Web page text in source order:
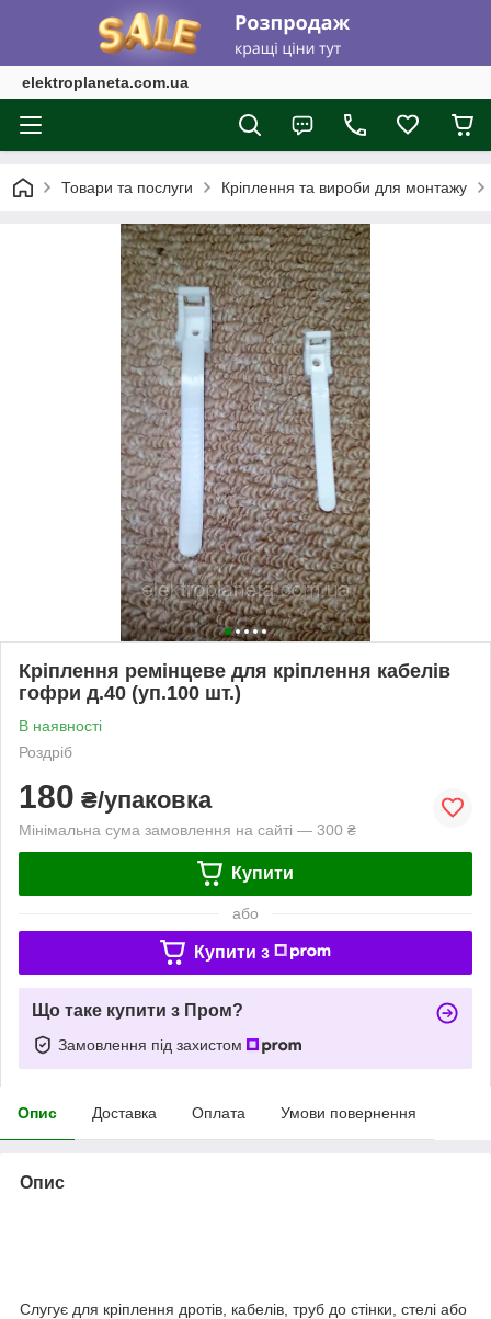
elektroplaneta.com.ua
Товари та послуги Кріплення та вироби для монтажу
Кріплення ремінцеве для кріплення кабелів
гофри д.40 (уп.100 шт.)
В наявності
Роздріб
180 ₴/упаковка
Мінімальна сума замовлення на сайті — 300 ₴
Купити
або
Купити з
Що таке купити з Пром?
Замовлення під захистом
Опис Доставка Оплата Умови повернення
Опис
Слугує для кріплення дротів, кабелів, труб до стінки, стелі або